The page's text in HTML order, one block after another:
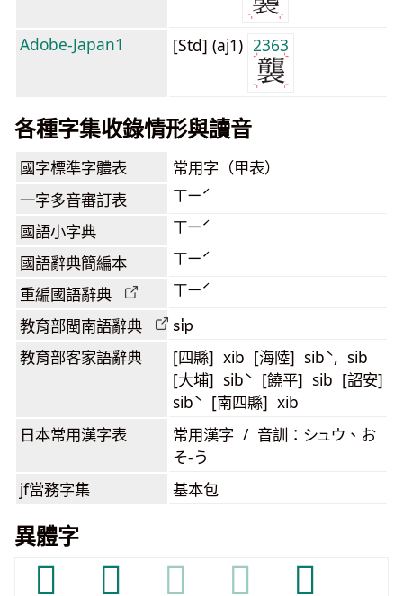
Adobe-Japan1 [Std] (aj1) 2363
各種字集收錄情形與讀音
國字標準字體表 常用字（甲表）
一字多音審訂表 ㄒㄧˊ
國語小字典 ㄒㄧˊ
國語辭典簡編本 ㄒㄧˊ
重編國語辭典 ㄒㄧˊ
教育部閩南語辭典 si̍p
教育部客家語辭典
[四縣] xib [海陸] sibˋ, sib
[大埔] sibˋ [饒平] sib [詔安]
sibˋ [南四縣] xib
日本常用漢字表
常用漢字 / 音訓：シュウ、お
そ-う
jf當務字集 基本包
異體字
𥫄 𧟛 𧟛 𧟛 𧟟